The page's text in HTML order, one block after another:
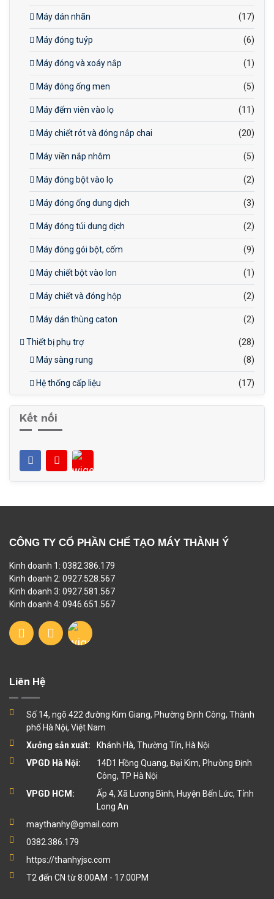
Máy dán nhãn (17)
Máy đóng tuýp (6)
Máy đóng và xoáy nắp (1)
Máy đóng ống men (5)
Máy đếm viên vào lọ (11)
Máy chiết rót và đóng nắp chai (20)
Máy viền nắp nhôm (5)
Máy đóng bột vào lọ (2)
Máy đóng ống dung dịch (3)
Máy đóng túi dung dịch (2)
Máy đóng gói bột, cốm (9)
Máy chiết bột vào lon (1)
Máy chiết và đóng hộp (2)
Máy dán thùng caton (2)
Thiết bị phụ trợ
(28)
Máy sàng rung
(8)
Hệ thống cấp liệu (17)
Kết nối
CÔNG TY CỔ PHẦN CHẾ TẠO MÁY THÀNH Ý
Kinh doanh 1: 0382.386.179
Kinh doanh 2: 0927.528.567
Kinh doanh 3: 0927.581.567
Kinh doanh 4: 0946.651.567
Liên Hệ
Số 14, ngõ 422 đường Kim Giang, Phường Định Công, Thành
phố Hà Nội, Việt Nam
Xưởng sản xuất:
Khánh Hà, Thường Tín, Hà Nội
VPGD Hà Nội:
14D1 Hồng Quang, Đại Kim, Phường Định
Công, TP Hà Nội
VPGD HCM:
Ấp 4, Xã Lương Bình, Huyện Bến Lức, Tỉnh
Long An
maythanhy@gmail.com
0382.386.179
https://thanhyjsc.com
T2 đến CN từ 8:00AM - 17:00PM